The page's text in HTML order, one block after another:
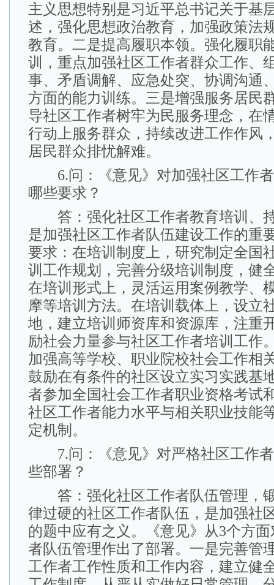
主义思想特别是习近平总书记关于基
述，强化思想政治教育，加强政策法
教育。二是提高履职本领。强化履职
训，重点加强社区工作者群众工作、
事、矛盾调解、应急处突、协调沟通
方面的能力训练。三是增强服务居民
导社区工作者树牢为民服务理念，在
行动上服务群众，持续改进工作作风
居民群众排忧解难。
6.问：《意见》对加强社区工作者
哪些要求？
答：强化社区工作者教育培训、
是加强社区工作者队伍建设工作的重
要求：在培训制度上，研究制定全国
训工作规划，完善分级培训制度，健
在培训形式上，灵活运用案例教学、
摩等培训方法。在培训载体上，设立
地，建立培训师资库和资源库，注重
励社会力量参与社区工作者培训工作
加强高等学校、职业院校社会工作相
鼓励在有条件的社区设立实习实践基
者参加全国社会工作者职业资格考试
社区工作者能力水平与相关职业技能
定机制。
7.问：《意见》对严格社区工作者
些部署？
答：强化社区工作者队伍管理，
律过硬的社区工作者队伍，是加强社
的题中应有之义。《意见》从3个方
者队伍管理作出了部署。一是完善管
工作者工作性质和工作内容，建立健